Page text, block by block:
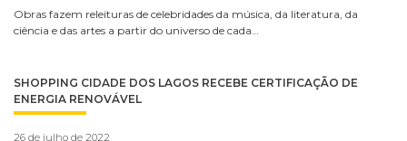
Obras fazem releituras de celebridades da música, da literatura, da
ciência e das artes a partir do universo de cada…
SHOPPING CIDADE DOS LAGOS RECEBE CERTIFICAÇÃO DE
ENERGIA RENOVÁVEL
26 de julho de 2022